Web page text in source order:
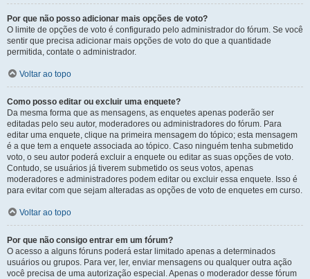
Por que não posso adicionar mais opções de voto?
O limite de opções de voto é configurado pelo administrador do fórum. Se você
sentir que precisa adicionar mais opções de voto do que a quantidade
permitida, contate o administrador.
Voltar ao topo
Como posso editar ou excluir uma enquete?
Da mesma forma que as mensagens, as enquetes apenas poderão ser
editadas pelo seu autor, moderadores ou administradores do fórum. Para
editar uma enquete, clique na primeira mensagem do tópico; esta mensagem
é a que tem a enquete associada ao tópico. Caso ninguém tenha submetido
voto, o seu autor poderá excluir a enquete ou editar as suas opções de voto.
Contudo, se usuários já tiverem submetido os seus votos, apenas
moderadores e administradores podem editar ou excluir essa enquete. Isso é
para evitar com que sejam alteradas as opções de voto de enquetes em curso.
Voltar ao topo
Por que não consigo entrar em um fórum?
O acesso a alguns fóruns poderá estar limitado apenas a determinados
usuários ou grupos. Para ver, ler, enviar mensagens ou qualquer outra ação
você precisa de uma autorização especial. Apenas o moderador desse fórum